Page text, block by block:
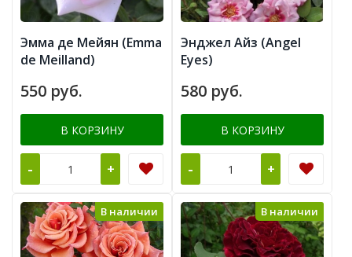
Эмма де Мейян (Emma
de Meilland)
550 руб.
В КОРЗИНУ
- +
Энджел Айз (Angel
Eyes)
580 руб.
В КОРЗИНУ
- +
В наличии В наличии